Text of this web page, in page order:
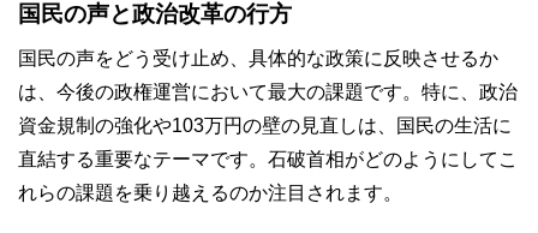
国民の声と政治改革の行方
国民の声をどう受け止め、具体的な政策に反映させるか
は、今後の政権運営において最大の課題です。特に、政治
資金規制の強化や103万円の壁の見直しは、国民の生活に
直結する重要なテーマです。石破首相がどのようにしてこ
れらの課題を乗り越えるのか注目されます。